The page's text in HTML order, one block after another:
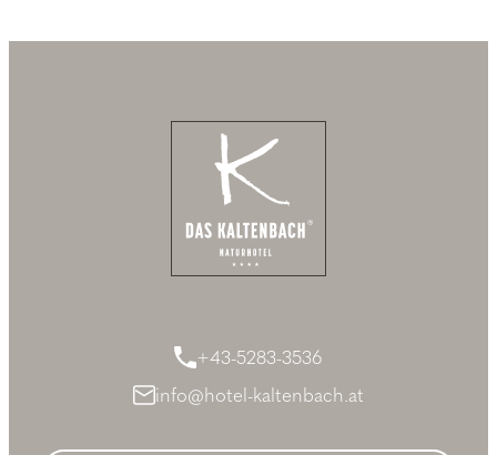
+43-5283-3536
info@hotel-kaltenbach.at